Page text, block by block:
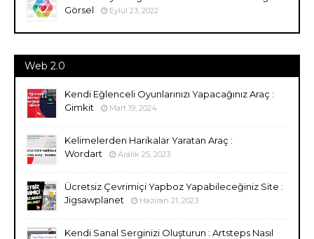
Görsel
Eylül 23, 2022
Web 2.0
Kendi Eğlenceli Oyunlarınızı Yapacağınız Araç :
Gimkit
Mart 19, 2024
Kelimelerden Harikalar Yaratan Araç :
Wordart
Aralık 25, 2023
Ücretsiz Çevrimiçi Yapboz Yapabileceğiniz Site :
Jigsawplanet
Haziran 21, 2023
Kendi Sanal Serginizi Oluşturun : Artsteps Nasıl